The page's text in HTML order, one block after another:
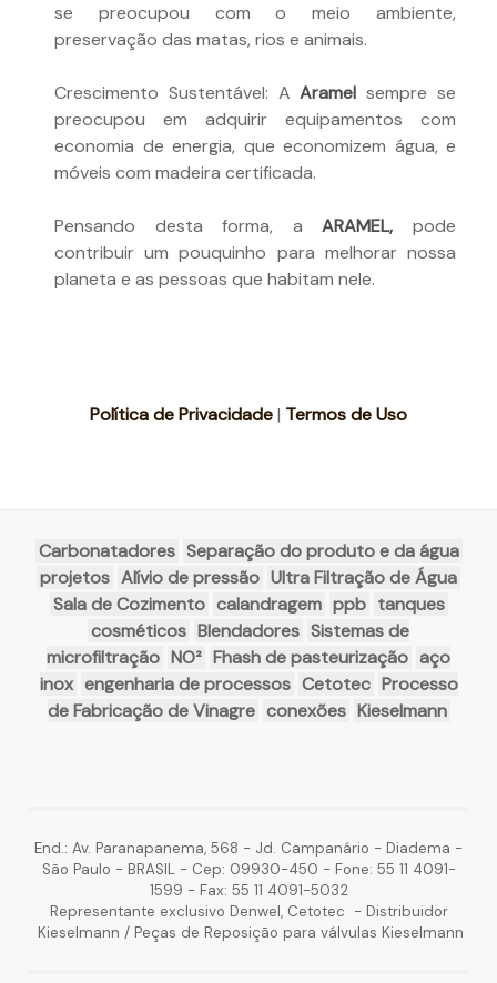
se preocupou com o meio ambiente,
preservação das matas, rios e animais.
Crescimento Sustentável: AAramel sempre se
preocupou em adquirir equipamentos com
economia de energia, que economizem água, e
móveis com madeira certificada.
Pensando desta forma, aARAMEL, pode
contribuir um pouquinho para melhorar nossa
planeta e as pessoas que habitam nele.
Política de Privacidade| Termos de Uso
Carbonatadores Separação do produto e da água
projetos Alívio de pressão Ultra Filtração de Água
Sala de Cozimento calandragem ppb tanques
cosméticos Blendadores Sistemas de
microfiltração NO² Fhash de pasteurização aço
inox engenharia de processos Cetotec Processo
de Fabricação de Vinagre conexões Kieselmann
End.: Av. Paranapanema, 568 - Jd. Campanário - Diadema -
São Paulo - BRASIL - Cep: 09930-450 - Fone: 55 11 4091-
1599 - Fax: 55 11 4091-5032
Representante exclusivo Denwel, Cetotec - Distribuidor
Kieselmann / Peças de Reposição para válvulas Kieselmann